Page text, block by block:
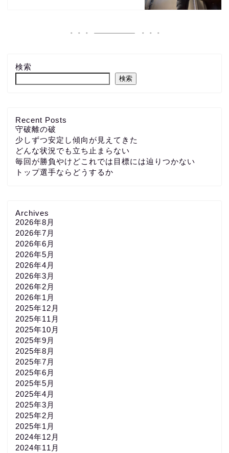
検索
検索
Recent Posts
守破離の破
少しずつ安定し傾向が見えてきた
どんな状況でも立ち止まらない
毎回が勝負やけどこれでは目標には辿りつかない
トップ選手ならどうするか
Archives
2026年8月
2026年7月
2026年6月
2026年5月
2026年4月
2026年3月
2026年2月
2026年1月
2025年12月
2025年11月
2025年10月
2025年9月
2025年8月
2025年7月
2025年6月
2025年5月
2025年4月
2025年3月
2025年2月
2025年1月
2024年12月
2024年11月